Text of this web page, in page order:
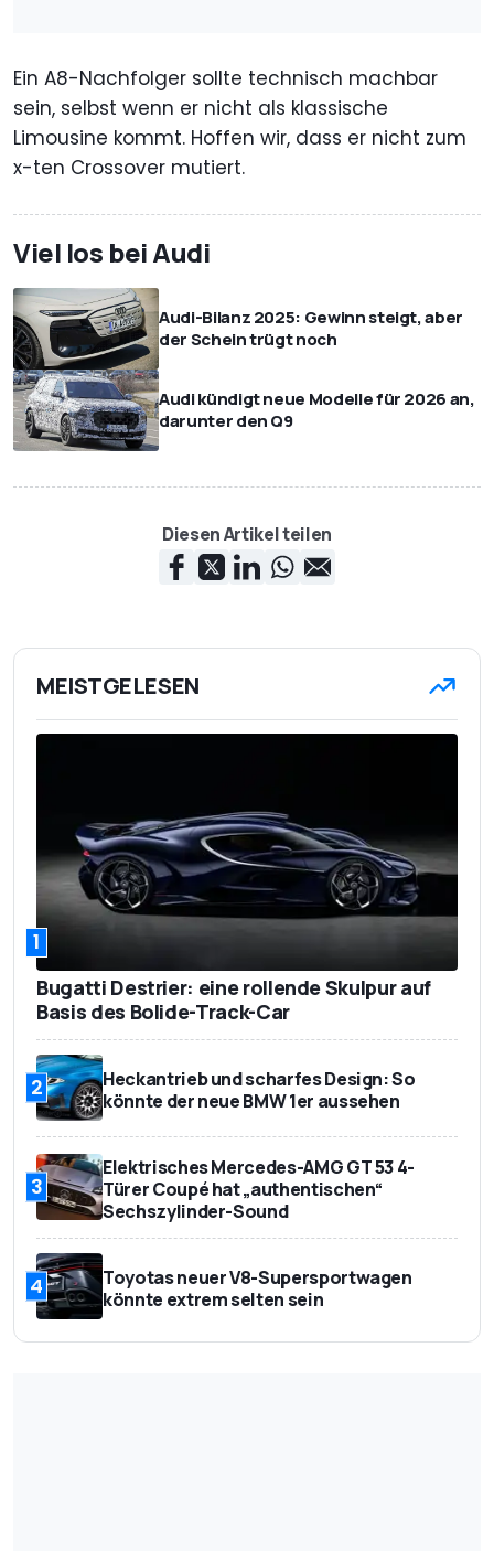
Ein A8-Nachfolger sollte technisch machbar
sein, selbst wenn er nicht als klassische
Limousine kommt. Hoffen wir, dass er nicht zum
x-ten Crossover mutiert.
Viel los bei Audi
Audi-Bilanz 2025: Gewinn steigt, aber
der Schein trügt noch
Audi kündigt neue Modelle für 2026 an,
darunter den Q9
Diesen Artikel teilen
MEISTGELESEN
1
Bugatti Destrier: eine rollende Skulpur auf
Basis des Bolide-Track-Car
2
Heckantrieb und scharfes Design: So
könnte der neue BMW 1er aussehen
3
Elektrisches Mercedes-AMG GT 53 4-
Türer Coupé hat „authentischen“
Sechszylinder-Sound
4
Toyotas neuer V8-Supersportwagen
könnte extrem selten sein